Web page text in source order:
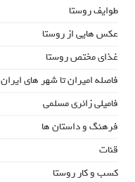
طوایف روستا
عکس هایی از روستا
غذای مختص روستا
فاصله امیران تا شهر های ایران
فامیلی زائری مسلمی
فرهنگ و داستان ها
قنات
کسب و کار روستا